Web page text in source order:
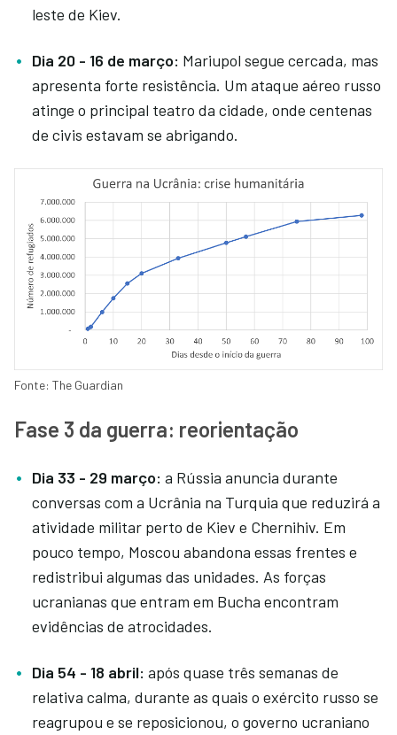
leste de Kiev.
Dia 20 - 16 de março: Mariupol segue cercada, mas
apresenta forte resistência. Um ataque aéreo russo
atinge o principal teatro da cidade, onde centenas
de civis estavam se abrigando.
Fonte: The Guardian
Fase 3 da guerra: reorientação
Dia 33 - 29 março: a Rússia anuncia durante
conversas com a Ucrânia na Turquia que reduzirá a
atividade militar perto de Kiev e Chernihiv. Em
pouco tempo, Moscou abandona essas frentes e
redistribui algumas das unidades. As forças
ucranianas que entram em Bucha encontram
evidências de atrocidades.
Dia 54 - 18 abril: após quase três semanas de
relativa calma, durante as quais o exército russo se
reagrupou e se reposicionou, o governo ucraniano